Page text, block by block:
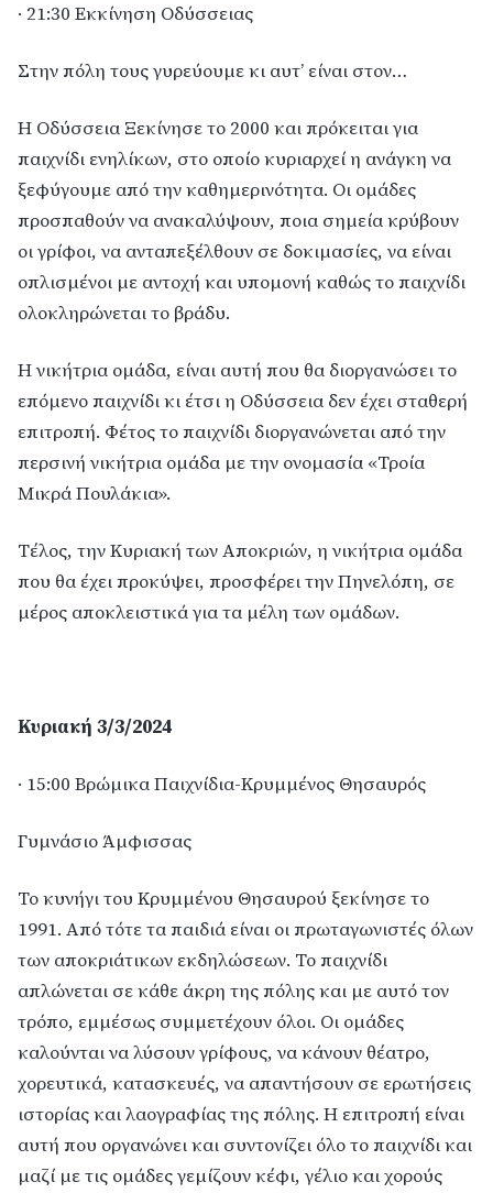
· 21:30 Εκκίνηση Οδύσσειας
Στην πόλη τους γυρεύουμε κι αυτ’ είναι στον…
Η Οδύσσεια Ξεκίνησε το 2000 και πρόκειται για
παιχνίδι ενηλίκων, στο οποίο κυριαρχεί η ανάγκη να
ξεφύγουμε από την καθημερινότητα. Οι ομάδες
προσπαθούν να ανακαλύψουν, ποια σημεία κρύβουν
οι γρίφοι, να ανταπεξέλθουν σε δοκιμασίες, να είναι
οπλισμένοι με αντοχή και υπομονή καθώς το παιχνίδι
ολοκληρώνεται το βράδυ.
Η νικήτρια ομάδα, είναι αυτή που θα διοργανώσει το
επόμενο παιχνίδι κι έτσι η Οδύσσεια δεν έχει σταθερή
επιτροπή. Φέτος το παιχνίδι διοργανώνεται από την
περσινή νικήτρια ομάδα με την ονομασία «Τροία
Μικρά Πουλάκια».
Τέλος, την Κυριακή των Αποκριών, η νικήτρια ομάδα
που θα έχει προκύψει, προσφέρει την Πηνελόπη, σε
μέρος αποκλειστικά για τα μέλη των ομάδων.
Κυριακή 3/3/2024
· 15:00 Βρώμικα Παιχνίδια-Κρυμμένος Θησαυρός
Γυμνάσιο Άμφισσας
Το κυνήγι του Κρυμμένου Θησαυρού ξεκίνησε το
1991. Από τότε τα παιδιά είναι οι πρωταγωνιστές όλων
των αποκριάτικων εκδηλώσεων. Το παιχνίδι
απλώνεται σε κάθε άκρη της πόλης και με αυτό τον
τρόπο, εμμέσως συμμετέχουν όλοι. Οι ομάδες
καλούνται να λύσουν γρίφους, να κάνουν θέατρο,
χορευτικά, κατασκευές, να απαντήσουν σε ερωτήσεις
ιστορίας και λαογραφίας της πόλης. Η επιτροπή είναι
αυτή που οργανώνει και συντονίζει όλο το παιχνίδι και
μαζί με τις ομάδες γεμίζουν κέφι, γέλιο και χορούς